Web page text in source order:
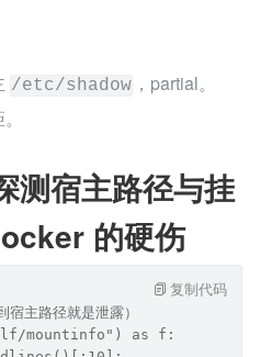
/etc/shadow ，partial。
测宿主路径与挂
的硬伤
主路径就是泄露）
mountinfo") as f:
复制代码